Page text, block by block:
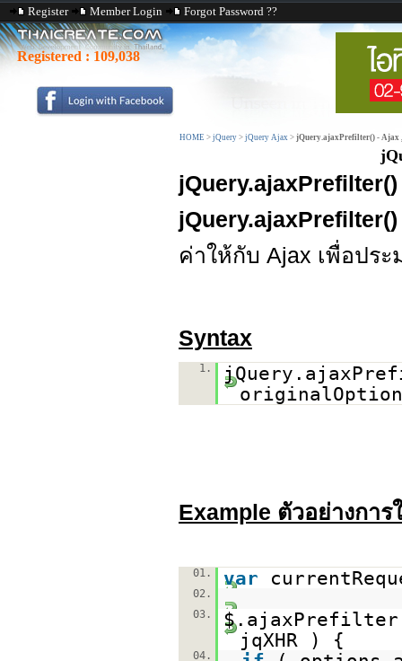
Register Member Login Forgot Password ??
Registered : 109,038
HOME > jQuery > jQuery Ajax > jQuery.ajaxPrefilter() - Ajax
jQuery.ajaxPrefilter()
jQuery.ajaxPrefilter()
ค่าให้กับ Ajax เพื่อปร
Syntax
1.
Example ตัวอย่างกา
01. var
02.
03.
jqXHR ) {
04.